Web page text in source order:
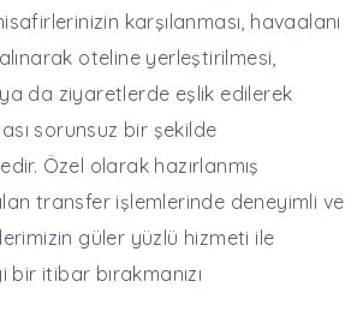
karşılanması, havaalanı
oteline yerleştirilmesi,
da ziyaretlerde eşlik edilerek
sorunsuz bir şekilde
Özel olarak hazırlanmış
transfer işlemlerinde deneyimli ve
güler yüzlü hizmeti ile
itibar bırakmanızı